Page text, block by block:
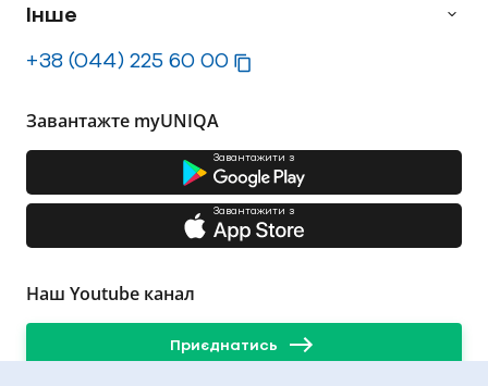
Інше
+38 (044) 225 60 00
Завантажте myUNIQA
Завантажити з
Завантажити з
Наш Youtube канал
Приєднатись